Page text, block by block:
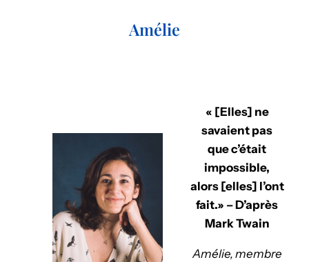
Amélie
« [Elles] ne
savaient pas
que c’était
impossible,
alors [elles] l’ont
fait.» – D’après
Mark Twain
Amélie, membre